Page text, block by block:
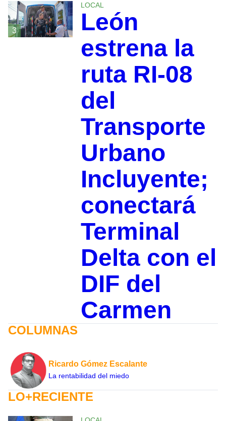
3
LOCAL
León
estrena la
ruta RI-08
del
Transporte
Urbano
Incluyente;
conectará
Terminal
Delta con el
DIF del
Carmen
COLUMNAS
Ricardo Gómez Escalante
La rentabilidad del miedo
LO+RECIENTE